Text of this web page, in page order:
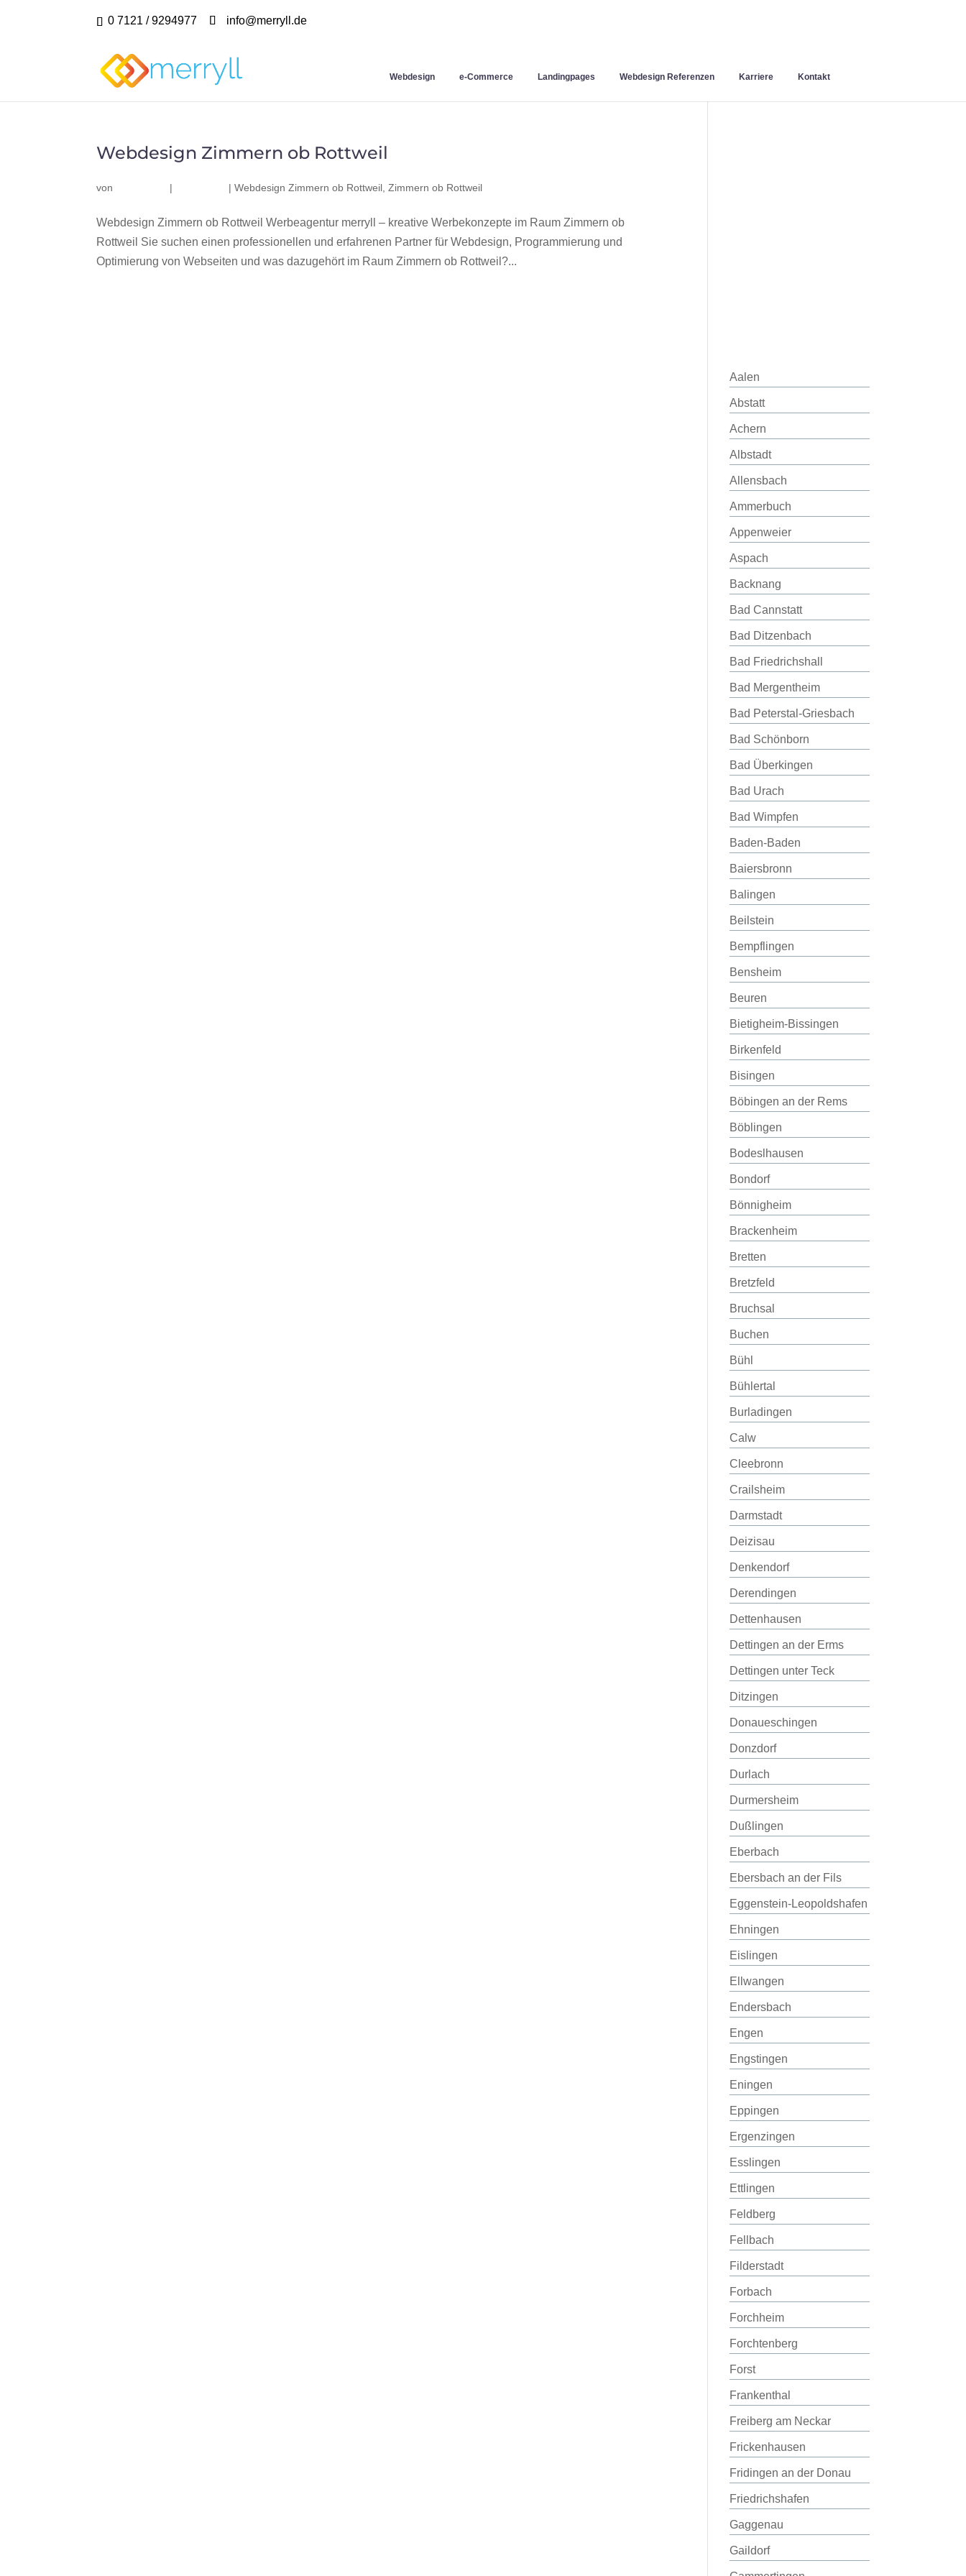
0 7121 / 9294977 info@merryll.de
Webdesign e-Commerce Landingpages Webdesign Referenzen Karriere Kontakt
Webdesign Zimmern ob Rottweil
von | |Webdesign Zimmern ob Rottweil ,Zimmern ob Rottweil
Webdesign Zimmern ob Rottweil Werbeagentur merryll – kreative Werbekonzepte im Raum Zimmern ob
Rottweil Sie suchen einen professionellen und erfahrenen Partner für Webdesign, Programmierung und
Optimierung von Webseiten und was dazugehört im Raum Zimmern ob Rottweil?...
Aalen
Abstatt
Achern
Albstadt
Allensbach
Ammerbuch
Appenweier
Aspach
Backnang
Bad Cannstatt
Bad Ditzenbach
Bad Friedrichshall
Bad Mergentheim
Bad Peterstal-Griesbach
Bad Schönborn
Bad Überkingen
Bad Urach
Bad Wimpfen
Baden-Baden
Baiersbronn
Balingen
Beilstein
Bempflingen
Bensheim
Beuren
Bietigheim-Bissingen
Birkenfeld
Bisingen
Böbingen an der Rems
Böblingen
Bodeslhausen
Bondorf
Bönnigheim
Brackenheim
Bretten
Bretzfeld
Bruchsal
Buchen
Bühl
Bühlertal
Burladingen
Calw
Cleebronn
Crailsheim
Darmstadt
Deizisau
Denkendorf
Derendingen
Dettenhausen
Dettingen an der Erms
Dettingen unter Teck
Ditzingen
Donaueschingen
Donzdorf
Durlach
Durmersheim
Dußlingen
Eberbach
Ebersbach an der Fils
Eggenstein-Leopoldshafen
Ehningen
Eislingen
Ellwangen
Endersbach
Engen
Engstingen
Eningen
Eppingen
Ergenzingen
Esslingen
Ettlingen
Feldberg
Fellbach
Filderstadt
Forbach
Forchheim
Forchtenberg
Forst
Frankenthal
Freiberg am Neckar
Frickenhausen
Fridingen an der Donau
Friedrichshafen
Gaggenau
Gaildorf